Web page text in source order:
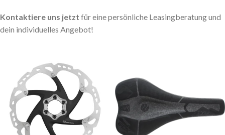
Kontaktiere uns jetzt für eine persönliche Leasingberatung und
dein individuelles Angebot!